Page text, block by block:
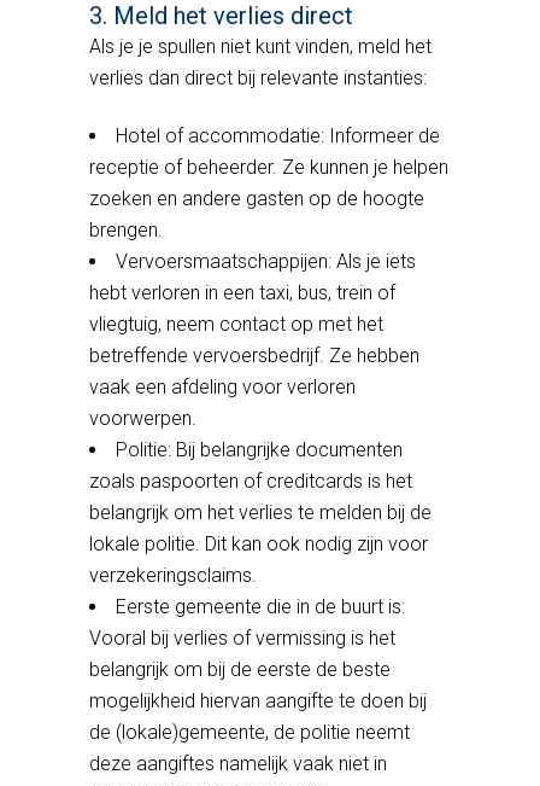
3. Meld het verlies direct
Als je je spullen niet kunt vinden, meld het
verlies dan direct bij relevante instanties:
Hotel of accommodatie: Informeer de
receptie of beheerder. Ze kunnen je helpen
zoeken en andere gasten op de hoogte
brengen.
Vervoersmaatschappijen: Als je iets
hebt verloren in een taxi, bus, trein of
vliegtuig, neem contact op met het
betreffende vervoersbedrijf. Ze hebben
vaak een afdeling voor verloren
voorwerpen.
Politie: Bij belangrijke documenten
zoals paspoorten of creditcards is het
belangrijk om het verlies te melden bij de
lokale politie. Dit kan ook nodig zijn voor
verzekeringsclaims.
Eerste gemeente die in de buurt is:
Vooral bij verlies of vermissing is het
belangrijk om bij de eerste de beste
mogelijkheid hiervan aangifte te doen bij
de (lokale)gemeente, de politie neemt
deze aangiftes namelijk vaak niet in